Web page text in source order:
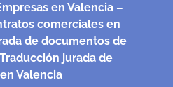
en Valencia –
comerciales en
de documentos de
jurada de
Valencia